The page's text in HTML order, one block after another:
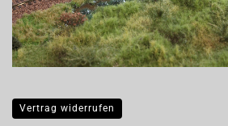
Vertrag widerrufen